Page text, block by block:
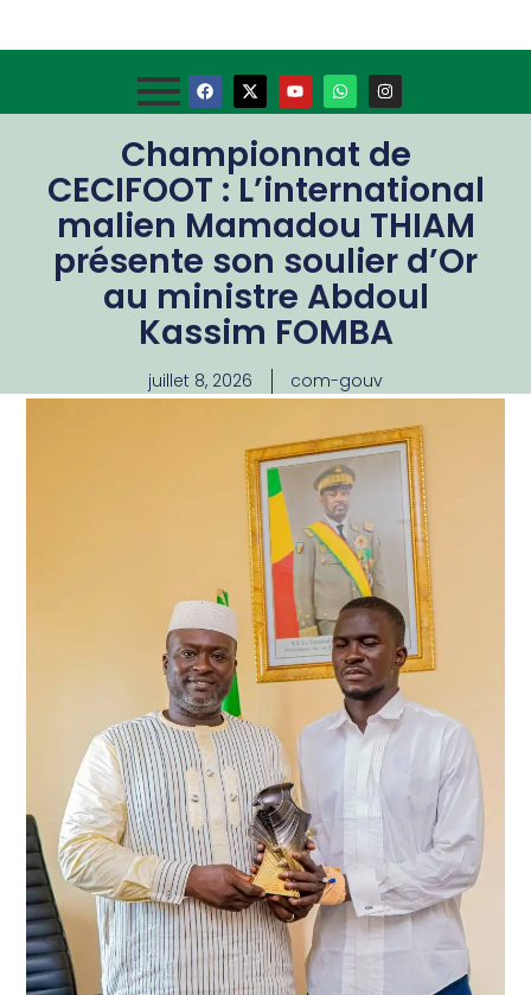
Championnat de
CECIFOOT : L’international
malien Mamadou THIAM
présente son soulier d’Or
au ministre Abdoul
Kassim FOMBA
juillet 8, 2026 com-gouv